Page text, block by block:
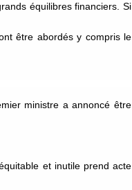
équilibres financiers. Si
être abordés y compris le
ministre a annoncé être
et inutile prend acte